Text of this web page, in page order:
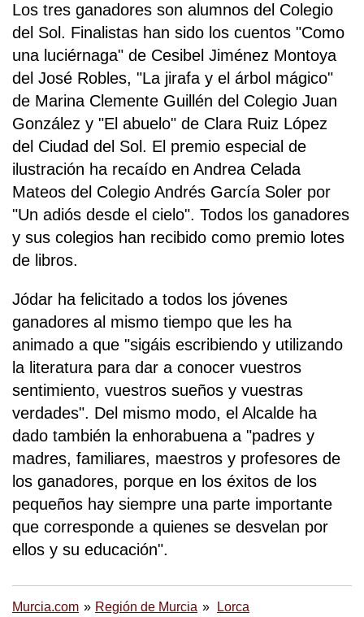
Los tres ganadores son alumnos del Colegio
del Sol. Finalistas han sido los cuentos "Como
una luciérnaga" de Cesibel Jiménez Montoya
del José Robles, "La jirafa y el árbol mágico"
de Marina Clemente Guillén del Colegio Juan
González y "El abuelo" de Clara Ruiz López
del Ciudad del Sol. El premio especial de
ilustración ha recaído en Andrea Celada
Mateos del Colegio Andrés García Soler por
"Un adiós desde el cielo". Todos los ganadores
y sus colegios han recibido como premio lotes
de libros.
Jódar ha felicitado a todos los jóvenes
ganadores al mismo tiempo que les ha
animado a que "sigáis escribiendo y utilizando
la literatura para dar a conocer vuestros
sentimiento, vuestros sueños y vuestras
verdades". Del mismo modo, el Alcalde ha
dado también la enhorabuena a "padres y
madres, familiares, maestros y profesores de
los ganadores, porque en los éxitos de los
pequeños hay siempre una parte importante
que corresponde a quienes se desvelan por
ellos y su educación".
Murcia.com Región de Murcia Lorca